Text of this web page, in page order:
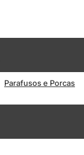
Parafusos e Porcas